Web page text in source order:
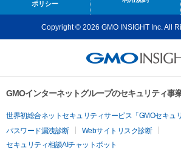
ポリシー
Copyright © 2026 GMO INSIGHT Inc. All
GMOインターネットグループのセキュリティ事
世界初総合ネットセキュリティサービス「GMOセキュ
パスワード漏洩診断
Webサイトリスク診断
セキュリティ相談AIチャットボット